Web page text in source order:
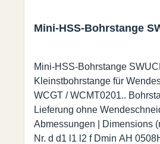
Mini-HSS-Bohrstange
Mini-HSS-Bohrstange
Kleinstbohrstange für
WCGT / WCMT0201..
Lieferung ohne
Abmessungen | Dimensions
Nr. d d1 l1 l2 f Dmin AH 0508H SWUCR/L 02 8